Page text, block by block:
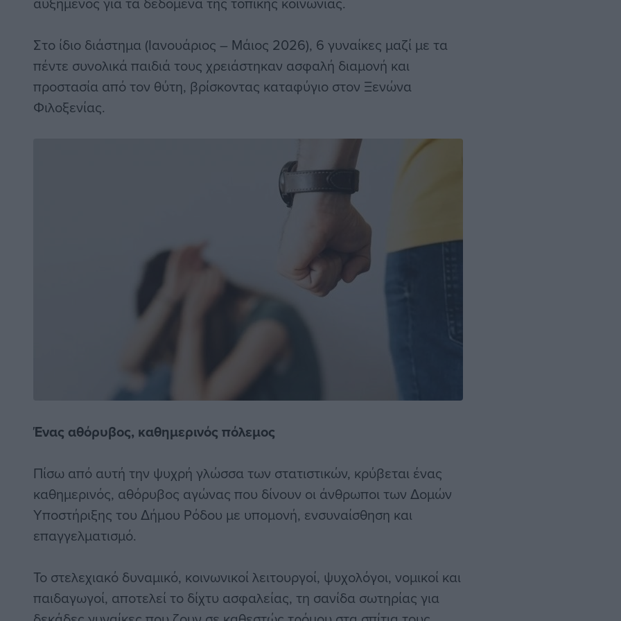
Στο ίδιο διάστημα (Ιανουάριος – Μάιος 2026), 6 γυναίκες μαζί με τα
πέντε συνολικά παιδιά τους χρειάστηκαν ασφαλή διαμονή και
προστασία από τον θύτη, βρίσκοντας καταφύγιο στον Ξενώνα
Φιλοξενίας.
Ένας αθόρυβος, καθημερινός πόλεμος
Πίσω από αυτή την ψυχρή γλώσσα των στατιστικών, κρύβεται ένας
καθημερινός, αθόρυβος αγώνας που δίνουν οι άνθρωποι των Δομών
Υποστήριξης του Δήμου Ρόδου με υπομονή, ενσυναίσθηση και
επαγγελματισμό.
Το στελεχιακό δυναμικό, κοινωνικοί λειτουργοί, ψυχολόγοι, νομικοί και
παιδαγωγοί, αποτελεί το δίχτυ ασφαλείας, τη σανίδα σωτηρίας για